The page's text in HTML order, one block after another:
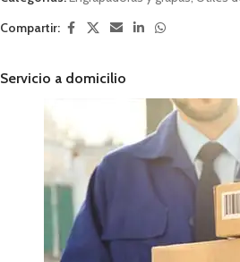
Compartir:
Servicio a domicilio